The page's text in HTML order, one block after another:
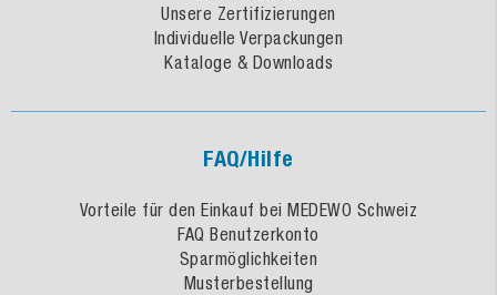
Unsere Zertifizierungen
Individuelle Verpackungen
Kataloge & Downloads
FAQ/Hilfe
Vorteile für den Einkauf bei MEDEWO Schweiz
FAQ Benutzerkonto
Sparmöglichkeiten
Musterbestellung